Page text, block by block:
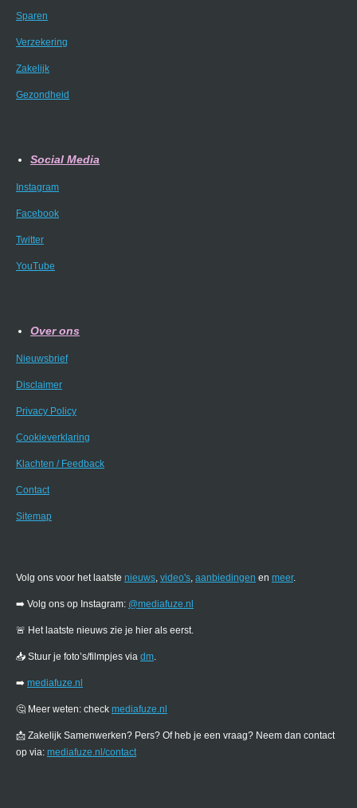
Sparen
Verzekering
Zakelijk
Gezondheid
Social Media
Instagram
Facebook
Twitter
YouTube
Over ons
Nieuwsbrief
Disclaimer
Privacy Policy
Cookieverklaring
Klachten / Feedback
Contact
Sitemap
Volg ons voor het laatste nieuws video's aanbiedingen en meer.
➡️ Volg ons op Instagram: @mediafuze.nl
🚨 Het laatste nieuws zie je hier als eerst.
📥 Stuur je foto’s/filmpjes via dm
➡️ mediafuze.nl
🤔 Meer weten: check mediafuze.nl
📩 Zakelijk Samenwerken? Pers? Of heb je een vraag? Neem dan contact
op via: mediafuze.nl/contact